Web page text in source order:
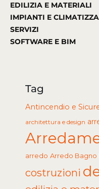
EDILIZIA E MATERIALI
IMPIANTI E
SERVIZI
SOFTWARE E BIM
Tag
Antincendio e
architettura e design
arredo Arredo Bagno
costruzioni